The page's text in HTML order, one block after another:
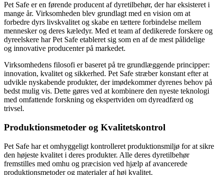
Pet Safe er en førende producent af dyretilbehør, der har eksisteret i
mange år. Virksomheden blev grundlagt med en vision om at
forbedre dyrs livskvalitet og skabe en tættere forbindelse mellem
mennesker og deres kæledyr. Med et team af dedikerede forskere og
dyreelskere har Pet Safe etableret sig som en af de mest pålidelige
og innovative producenter på markedet.
Virksomhedens filosofi er baseret på tre grundlæggende principper:
innovation, kvalitet og sikkerhed. Pet Safe stræber konstant efter at
udvikle nyskabende produkter, der imødekommer dyrenes behov på
bedst mulig vis. Dette gøres ved at kombinere den nyeste teknologi
med omfattende forskning og ekspertviden om dyreadfærd og
trivsel.
Produktionsmetoder og Kvalitetskontrol
Pet Safe har et omhyggeligt kontrolleret produktionsmiljø for at sikre
den højeste kvalitet i deres produkter. Alle deres dyretilbehør
fremstilles med omhu og præcision ved hjælp af avancerede
produktionsmetoder og materialer af høj kvalitet.